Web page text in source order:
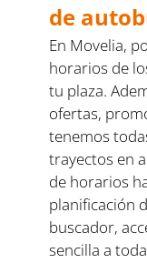
de
En Movelia,
horarios de
tu plaza.
ofertas,
tenemos
trayectos en
de horarios
planificación
buscador,
sencilla a